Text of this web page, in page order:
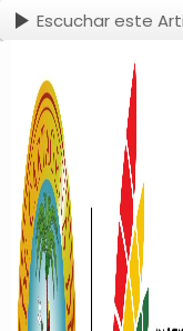
Escuchar este